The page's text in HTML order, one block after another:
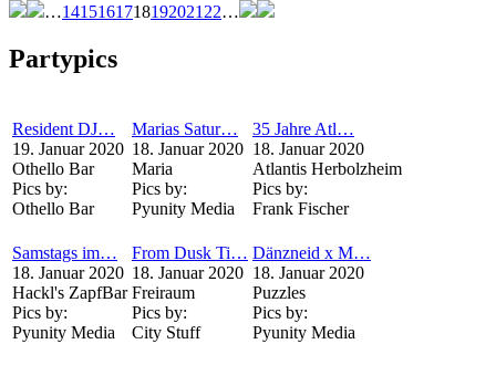
…1415161718192021 22…
Partypics
Resident DJ…
19. Januar 2020
Othello Bar
Pics by:
Othello Bar
Marias Satur…
18. Januar 2020
Maria
Pics by:
Pyunity Media
35 Jahre Atl…
18. Januar 2020
Atlantis Herbolzheim
Pics by:
Frank Fischer
Samstags im…
18. Januar 2020
Hackl's ZapfBar
Pics by:
Pyunity Media
From Dusk Ti…
18. Januar 2020
Freiraum
Pics by:
City Stuff
Dänzneid x M…
18. Januar 2020
Puzzles
Pics by:
Pyunity Media